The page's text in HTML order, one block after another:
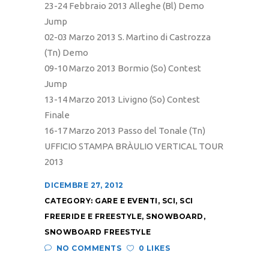
23-24 Febbraio 2013 Alleghe (Bl) Demo
Jump
02-03 Marzo 2013 S. Martino di Castrozza
(Tn) Demo
09-10 Marzo 2013 Bormio (So) Contest
Jump
13-14 Marzo 2013 Livigno (So) Contest
Finale
16-17 Marzo 2013 Passo del Tonale (Tn)
UFFICIO STAMPA BRÀULIO VERTICAL TOUR
2013
DICEMBRE 27, 2012
CATEGORY: GARE E EVENTI , SCI, SCI
FREERIDE E FREESTYLE, SNOWBOARD ,
SNOWBOARD FREESTYLE
NO COMMENTS
0 LIKES